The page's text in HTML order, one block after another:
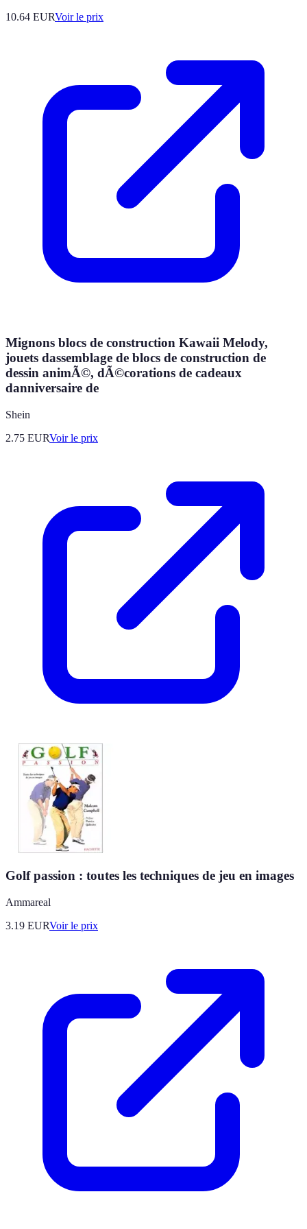
10.64 EURVoir le prix
Mignons blocs de construction Kawaii Melody,
jouets dassemblage de blocs de construction de
dessin animÃ©, dÃ©corations de cadeaux
danniversaire de
Shein
2.75 EURVoir le prix
Golf passion : toutes les techniques de jeu en images
Ammareal
3.19 EURVoir le prix